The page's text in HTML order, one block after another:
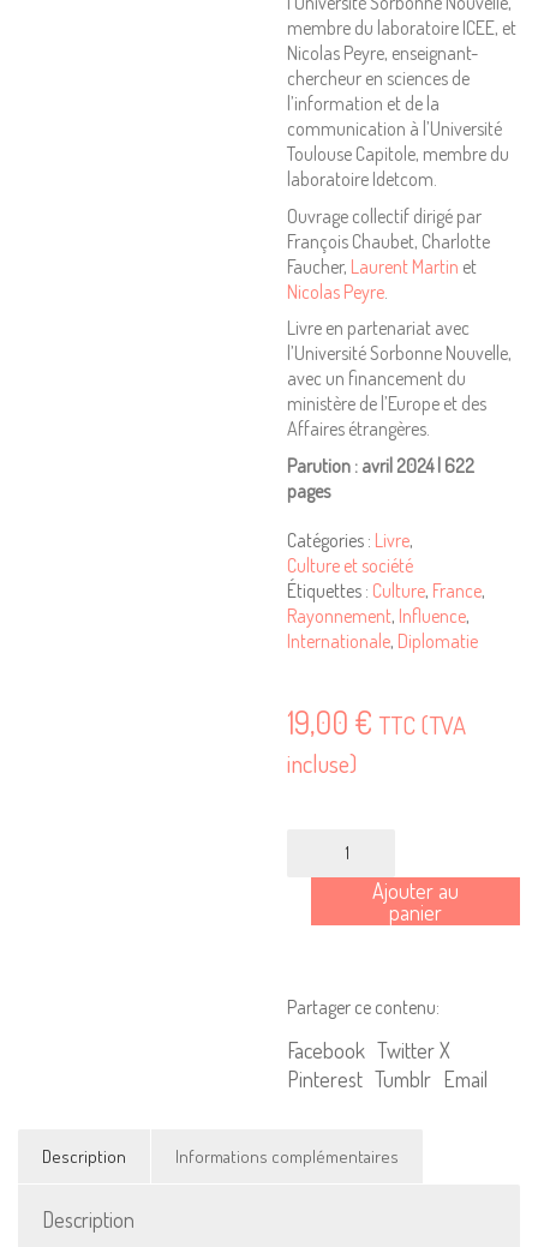
membre du laboratoire ICEE, et
Nicolas Peyre, enseignant-
chercheur en sciences de
l’information et de la
communication à l’Université
Toulouse Capitole, membre du
laboratoire Idetcom.
Ouvrage collectif dirigé par
François Chaubet, Charlotte
Faucher, Laurent Martin et
Nicolas Peyre
Livre en partenariat avec
l’Université Sorbonne Nouvelle,
avec un financement du
ministère de l’Europe et des
Affaires étrangères.
Parution : avril 2024 | 622
pages
Catégories : Livre,
Culture et société
Étiquettes : Culture, France,
Rayonnement, Influence,
Internationale, Diplomatie
19,00 € TTC (TVA
incluse)
quantité
culturelle
française
-
à
Ajouter au
panier
Partager ce contenu:
Facebook Twitter X
Pinterest Tumblr Email
Description Informations complémentaires
Description